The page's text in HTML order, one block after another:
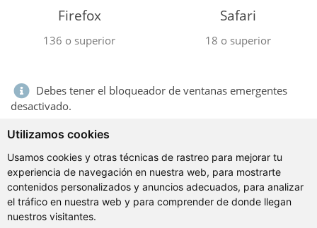
Utilizamos cookies
Usamos cookies y otras técnicas de rastreo para mejorar tu
experiencia de navegación en nuestra web, para mostrarte
contenidos personalizados y anuncios adecuados, para analizar
el tráfico en nuestra web y para comprender de donde llegan
nuestros visitantes.
Firefox
136 o superior
Safari
18 o superior
Debes tener el bloqueador de ventanas emergentes
desactivado.
Si tienes cualquier problema, por favor consulta nuestras
preguntas frecuentes o abre un ticket en
https://support.netlanguages.comcon información sobre la
configuración de tu ordenador y la naturaleza exacta del
problema. O puedes llamarnos por teléfono a Barcelona
(España) +34 93 445 0537.